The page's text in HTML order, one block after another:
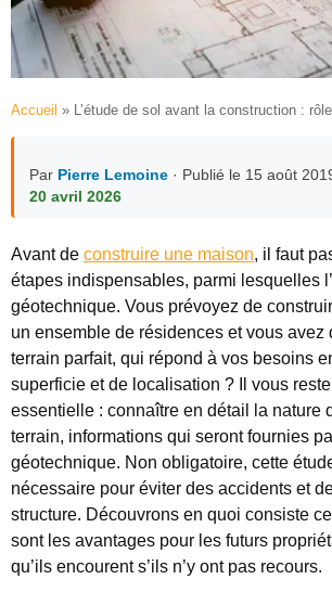
Accueil » L’étude de sol avant la construction :
Par Pierre Lemoine · Publié le 15 août
20 avril 2026
Avant de construire une maison, il faut
étapes indispensables, parmi lesquelles
géotechnique. Vous prévoyez de
un ensemble de résidences et vous avez
terrain parfait, qui répond à vos besoins
superficie et de localisation ? Il vous
essentielle : connaître en détail la nature
terrain, informations qui seront fournies
géotechnique. Non obligatoire, cette
nécessaire pour éviter des accidents et
structure. Découvrons en quoi consiste
sont les avantages pour les futurs
qu’ils encourent s’ils n’y ont pas recours.